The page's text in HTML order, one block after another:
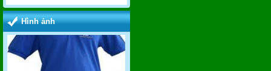
Hình ảnh